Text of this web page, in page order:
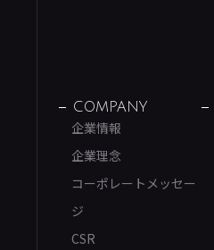
COMPANY
企業情報
企業理念
コーポレートメッセー
ジ
CSR